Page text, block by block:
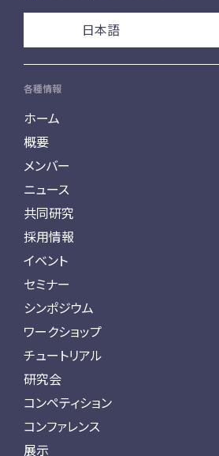
日本語
各種情報
ホーム
概要
メンバー
ニュース
共同研究
採用情報
イベント
セミナー
シンポジウム
ワークショップ
チュートリアル
研究会
コンペティション
コンファレンス
展示